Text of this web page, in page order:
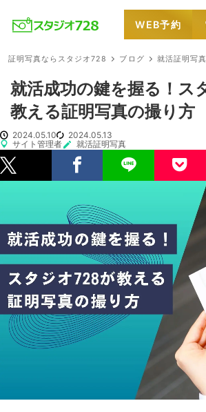
WEB予約
証明写真ならスタジオ728 ブログ 就活証明写真
就活成功の鍵を握る！ス
教える証明写真の撮り方
2024.05.10
2024.05.13
サイト管理者
就活証明写真